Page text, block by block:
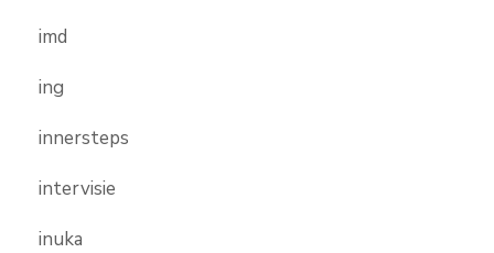
imd
ing
innersteps
intervisie
inuka